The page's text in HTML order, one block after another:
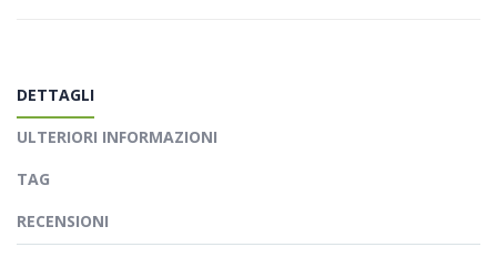
DETTAGLI
ULTERIORI INFORMAZIONI
TAG
RECENSIONI